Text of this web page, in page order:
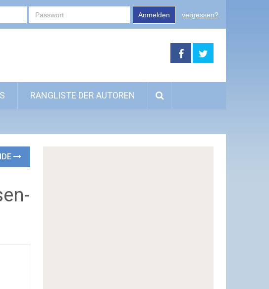
Anmelden vergessen?
RANGLISTE DER AUTOREN